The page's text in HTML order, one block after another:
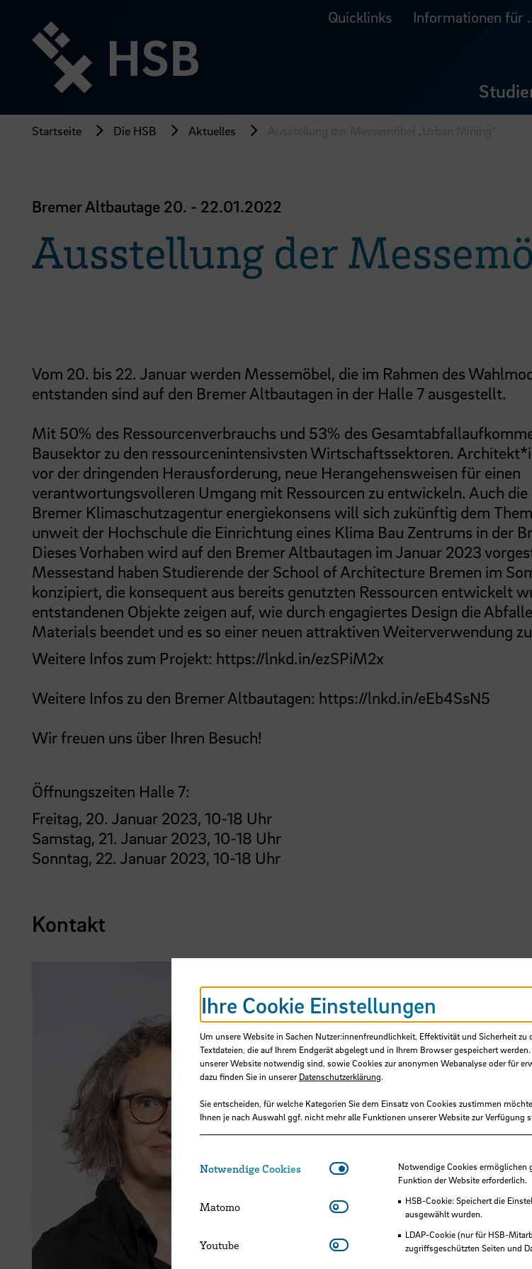
Seiteninhalt
springen
Quicklinks Informationen für
Startseite Die HSB Aktuelles
Bremer Altbautage 20. - 22.01.2022
Ausstellung der
Vom 20. bis 22. Januar werden Messemöbel, die im Rahmen des
entstanden sind auf den Bremer Altbautagen in der Halle 7 ausgestellt.
Mit 50% des Ressourcenverbrauchs und 53% des
Bausektor zu den ressourcenintensivsten Wirtschaftssektoren.
vor der dringenden Herausforderung, neue Herangehensweisen für einen
verantwortungsvolleren Umgang mit Ressourcen zu entwickeln. Auch die
Bremer Klimaschutzagentur energiekonsens will sich zukünftig dem
unweit der Hochschule die Einrichtung eines Klima Bau Zentrums in der
Dieses Vorhaben wird auf den Bremer Altbautagen im Januar 2023
Messestand haben Studierende der School of Architecture Bremen im
konzipiert, die konsequent aus bereits genutzten Ressourcen entwickelt
entstandenen Objekte zeigen auf, wie durch engagiertes Design die
Materials beendet und es so einer neuen attraktiven Weiterverwendung
Weitere Infos zum Projekt: https://lnkd.in/ezSPiM2x
Weitere Infos zu den Bremer Altbautagen: https://lnkd.in/eEb4SsN5
Wir freuen uns über Ihren Besuch!
Öffnungszeiten Halle 7:
Freitag, 20. Januar 2023, 10-18 Uhr
Samstag, 21. Januar 2023, 10-18 Uhr
Sonntag, 22. Januar 2023, 10-18 Uhr
Kontakt
Ihre Cookie Einstellungen
Um unsere Website in Sachen Nutzer:innenfreundlichkeit, Effektivität und Sicherheit
Textdateien, die auf Ihrem Endgerät abgelegt und in Ihrem Browser gespeichert
unserer Website notwendig sind, sowie Cookies zur anonymen Webanalyse oder für
dazu finden Sie in unsererDatenschutzerklärung.
Sie entscheiden, für welche Kategorien Sie dem Einsatz von Cookies zustimmen
Ihnen je nach Auswahl ggf. nicht mehr alle Funktionen unserer Website zur Verfügung
Notwendige Cookies Notwendige Cookies
Notwendige Cookies ermöglichen
Funktion der Website erforderlich.
HSB-Cookie: Speichert die
ausgewählt wurden.
LDAP-Cookie (nur für HSB-
zugriffsgeschützten Seiten und
Matomo Matomo
Youtube Youtube